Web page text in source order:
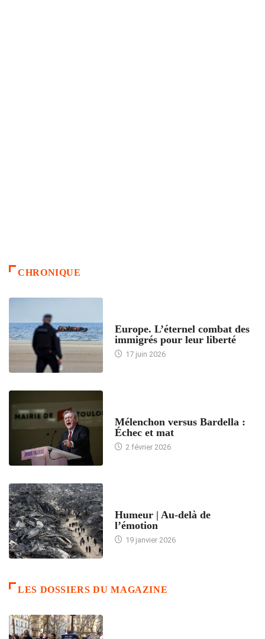
CHRONIQUE
Europe. L’éternel combat des
immigrés pour leur liberté
17 juin 2026
Mélenchon versus Bardella :
Échec et mat
2 février 2026
Humeur | Au-delà de
l’émotion
19 janvier 2026
LES DOSSIERS DU MAGAZINE